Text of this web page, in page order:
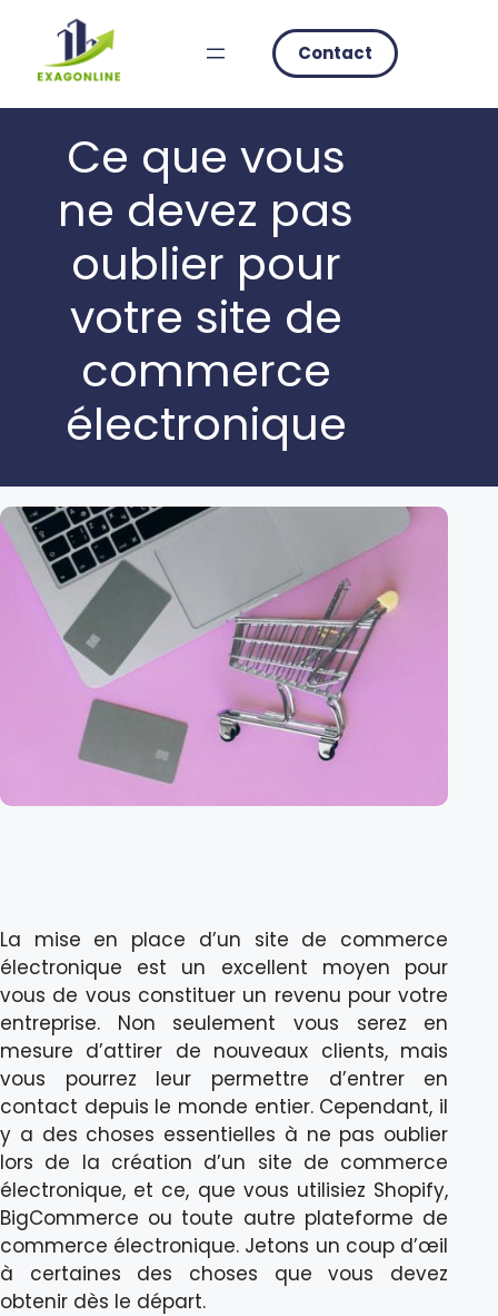
content
Contact
Ce que vous
ne devez pas
oublier pour
votre site de
commerce
électronique
La mise en place d’un site de commerce
électronique est un excellent moyen pour
vous de vous constituer un revenu pour votre
entreprise. Non seulement vous serez en
mesure d’attirer de nouveaux clients, mais
vous pourrez leur permettre d’entrer en
contact depuis le monde entier. Cependant, il
y a des choses essentielles à ne pas oublier
lors de la création d’un site de commerce
électronique, et ce, que vous utilisiez Shopify,
BigCommerce ou toute autre plateforme de
commerce électronique. Jetons un coup d’œil
à certaines des choses que vous devez
obtenir dès le départ.